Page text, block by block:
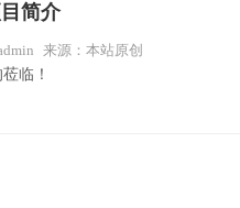
简介
来源：本站原创
临！